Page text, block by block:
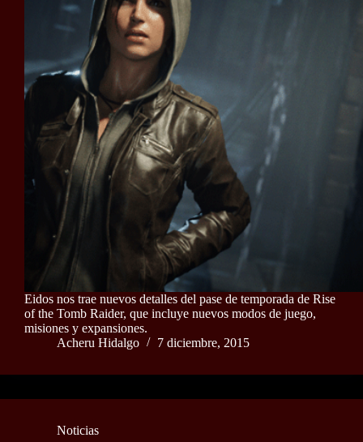
Eidos nos trae nuevos detalles del pase de temporada de Rise
of the Tomb Raider, que incluye nuevos modos de juego,
misiones y expansiones.
Acheru Hidalgo
7 diciembre, 2015
Noticias